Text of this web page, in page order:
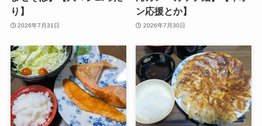
り】
2026年7月31日
ン応援とか】
2026年7月30日